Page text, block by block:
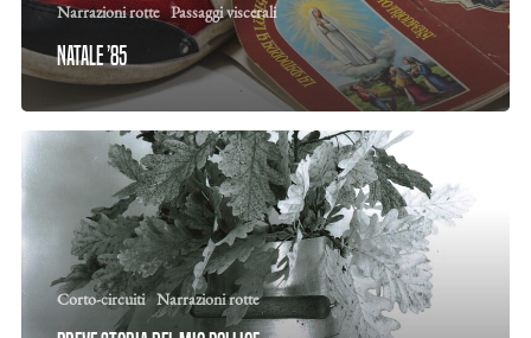
Narrazioni rotte Passaggi viscerali
Natale ’85
Corto-circuiti Narrazioni rotte